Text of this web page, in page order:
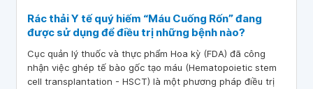
Rác thải Y tế quý hiếm “Máu Cuống Rốn” đang
được sử dụng để điều trị những bệnh nào?
Cục quản lý thuốc và thực phẩm Hoa kỳ (FDA) đã công
nhận việc ghép tế bào gốc tạo máu (Hematopoietic stem
cell transplantation - HSCT) là một phương pháp điều trị